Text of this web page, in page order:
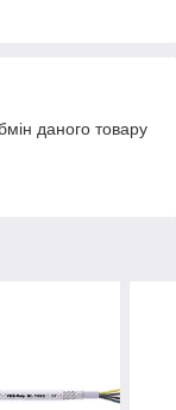
даного товару